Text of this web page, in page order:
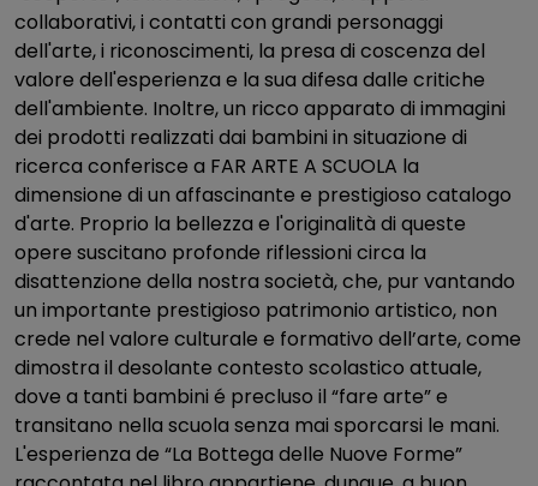
collaborativi, i contatti con grandi personaggi
dell'arte, i riconoscimenti, la presa di coscenza del
valore dell'esperienza e la sua difesa dalle critiche
dell'ambiente. Inoltre, un ricco apparato di immagini
dei prodotti realizzati dai bambini in situazione di
ricerca conferisce a FAR ARTE A SCUOLA la
dimensione di un affascinante e prestigioso catalogo
d'arte. Proprio la bellezza e l'originalità di queste
opere suscitano profonde riflessioni circa la
disattenzione della nostra società, che, pur vantando
un importante prestigioso patrimonio artistico, non
crede nel valore culturale e formativo dell’arte, come
dimostra il desolante contesto scolastico attuale,
dove a tanti bambini é precluso il “fare arte” e
transitano nella scuola senza mai sporcarsi le mani.
L'esperienza de “La Bottega delle Nuove Forme”